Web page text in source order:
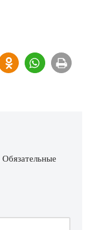
Обязательные